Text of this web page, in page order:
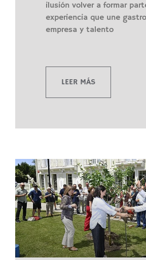
ilusión volver a formar
experiencia que une
empresa y talento
LEER MÁS